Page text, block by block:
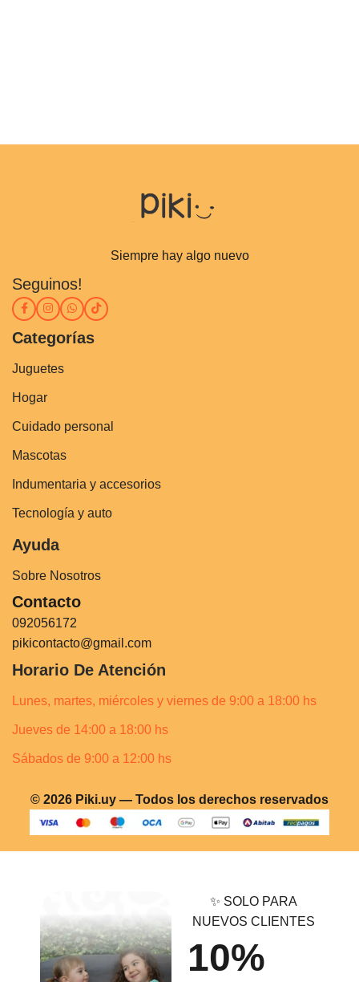
Siempre hay algo nuevo
Seguinos!
Categorías
Juguetes
Hogar
Cuidado personal
Mascotas
Indumentaria y accesorios
Tecnología y auto
Ayuda
Sobre Nosotros
Contacto
092056172
pikicontacto@gmail.com
Horario De Atención
Lunes, martes, miércoles y viernes de 9:00 a 18:00 hs
Jueves de 14:00 a 18:00 hs
Sábados de 9:00 a 12:00 hs
© 2026 Piki.uy — Todos los derechos reservados
✨ SOLO PARA
NUEVOS CLIENTES
10%